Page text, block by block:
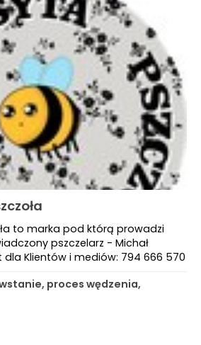
to marka pod którą prowadzi
pszczelarz - Michał
dla Klientów i mediów: 794 666 570
proces wędzenia,